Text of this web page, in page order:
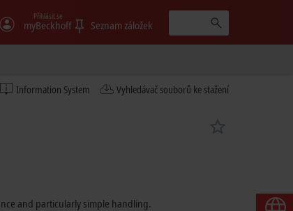
myBeckhoff
Přihlásit se
Seznam záložek
Information System Vyhledávač souborů ke stažení
and particularly simple handling.